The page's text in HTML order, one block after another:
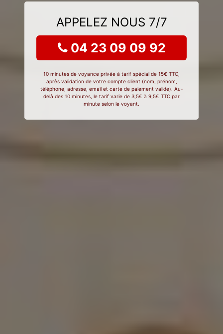
APPELEZ NOUS 7/7
04 23 09 09 92
10 minutes de voyance privée à tarif spécial de 15€ TTC,
après validation de votre compte client (nom, prénom,
téléphone, adresse, email et carte de paiement valide). Au-
delà des 10 minutes, le tarif varie de 3,5€ à 9,5€ TTC par
minute selon le voyant.